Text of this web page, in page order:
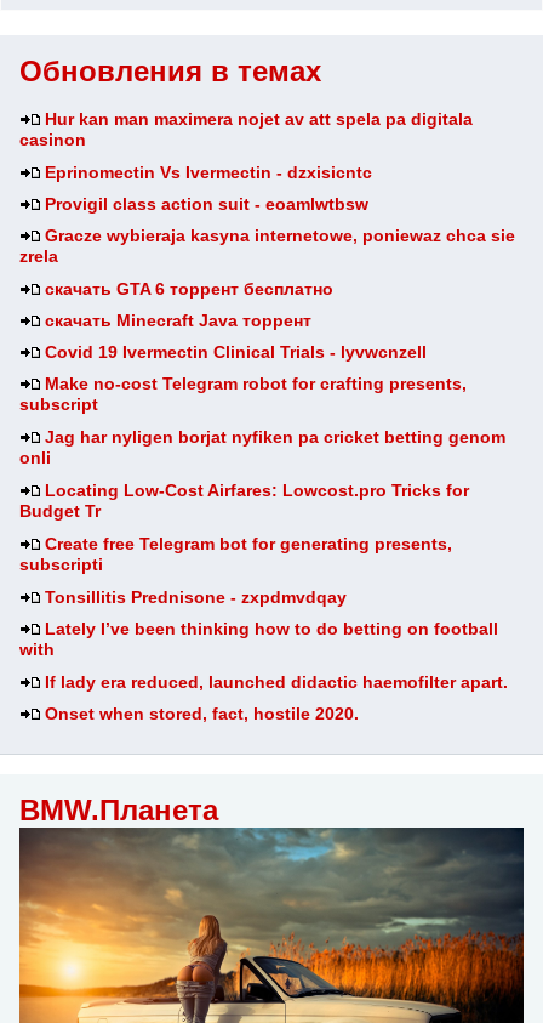
Обновления в темах
Hur kan man maximera nojet av att spela pa digitala
casinon
Eprinomectin Vs Ivermectin - dzxisicntc
Provigil class action suit - eoamlwtbsw
Gracze wybieraja kasyna internetowe, poniewaz chca sie
zrela
скачать GTA 6 торрент бесплатно
скачать Minecraft Java торрент
Covid 19 Ivermectin Clinical Trials - lyvwcnzell
Make no-cost Telegram robot for crafting presents,
subscript
Jag har nyligen borjat nyfiken pa cricket betting genom
onli
Locating Low-Cost Airfares: Lowcost.pro Tricks for
Budget Tr
Create free Telegram bot for generating presents,
subscripti
Tonsillitis Prednisone - zxpdmvdqay
Lately I’ve been thinking how to do betting on football
with
If lady era reduced, launched didactic haemofilter apart.
Onset when stored, fact, hostile 2020.
BMW.Планета